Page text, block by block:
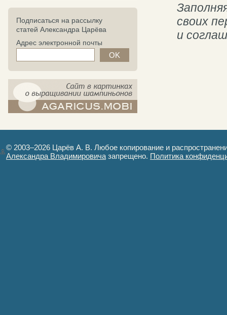
Подписаться на рассылку
статей Александра Царёва
Адрес электронной почты
своих
и
© 2003–2026 Царёв А. В. Любое копирование и
Александра Владимировича запрещено. Политика
Авторизация